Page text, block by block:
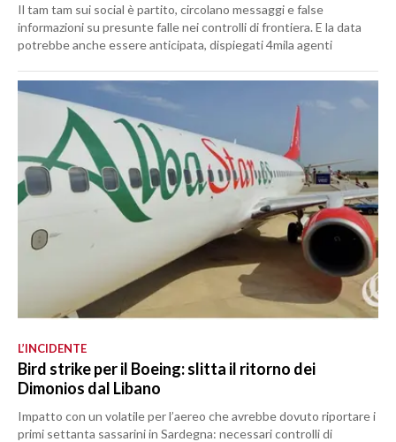
Il tam tam sui social è partito, circolano messaggi e false
informazioni su presunte falle nei controlli di frontiera. E la data
potrebbe anche essere anticipata, dispiegati 4mila agenti
L’INCIDENTE
Bird strike per il Boeing: slitta il ritorno dei
Dimonios dal Libano
Impatto con un volatile per l’aereo che avrebbe dovuto riportare i
primi settanta sassarini in Sardegna: necessari controlli di